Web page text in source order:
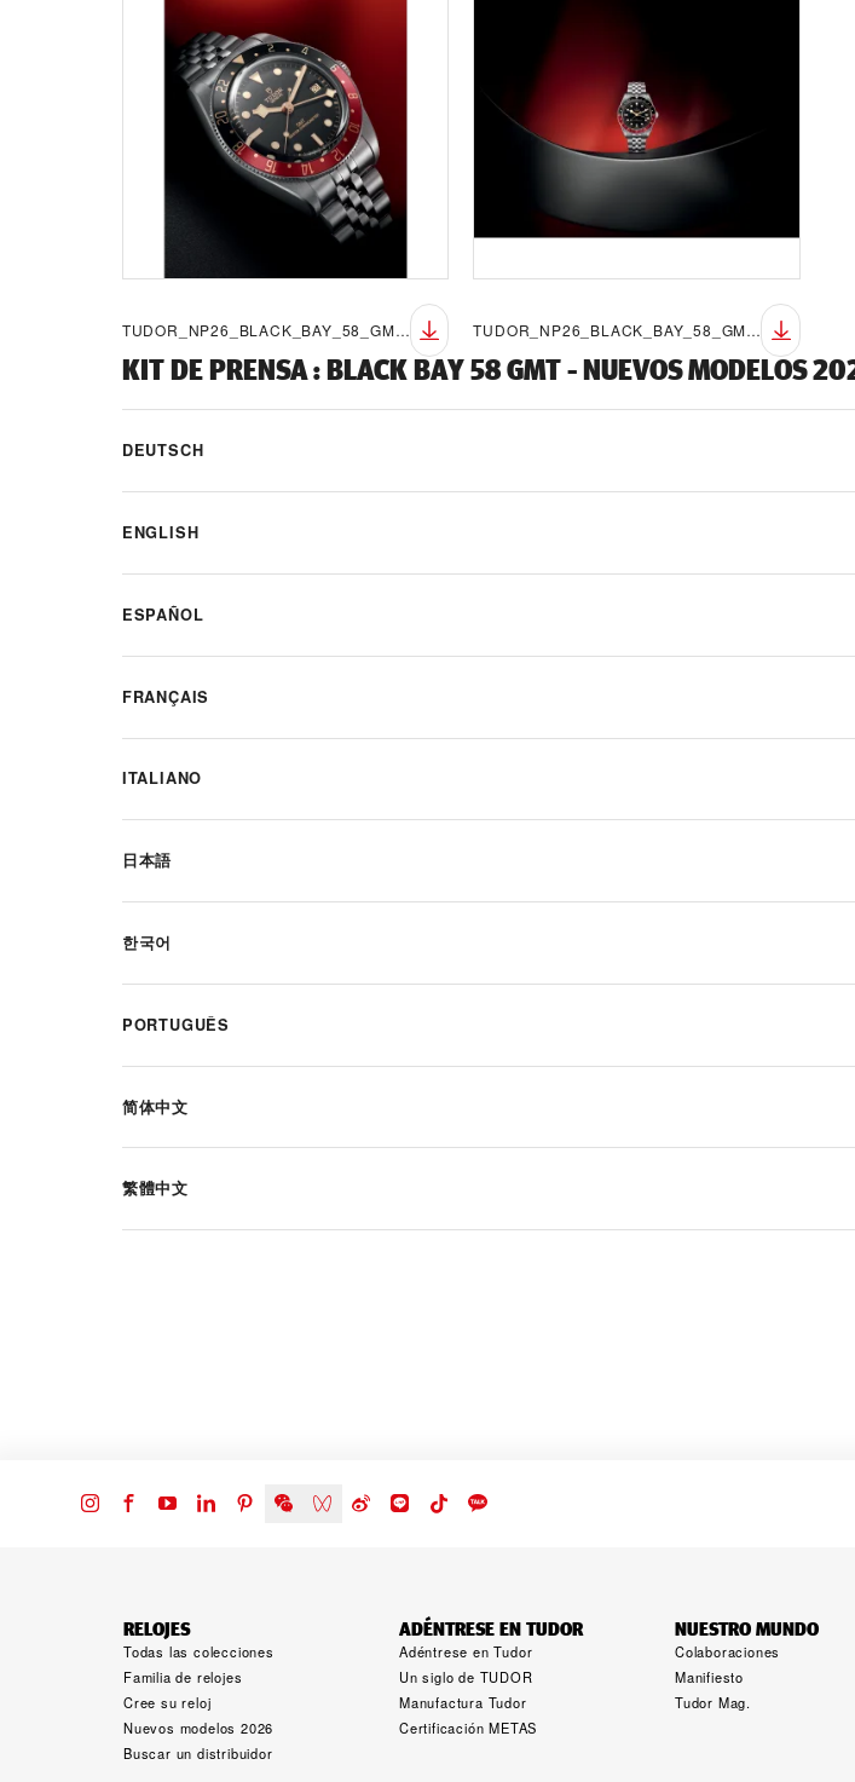
TUDOR_NP26_BLACK_BAY_58_GMT_LIFESTYLE_7 TUDOR_NP26_BLACK_BAY_58_GMT_LIFESTYLE_8
KIT DE PRENSA:BLACK BAY 58 GMT - NUEVOS MODELOS
DEUTSCH
ENGLISH
ESPAÑOL
FRANÇAIS
ITALIANO
日本語
한국어
PORTUGUÊS
简体中文
繁體中文
RELOJES
Todas las colecciones
Familia de relojes
Cree su reloj
Nuevos modelos 2026
Buscar un distribuidor
ADÉNTRESE EN TUDOR
Adéntrese en Tudor
Un siglo de TUDOR
Manufactura Tudor
Certificación METAS
NUESTRO MUNDO
Colaboraciones
Manifiesto
Tudor Mag.